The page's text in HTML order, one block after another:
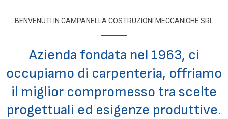
BENVENUTI IN CAMPANELLA COSTRUZIONI MECCANICHE SRL
Azienda fondata nel 1963, ci
occupiamo di carpenteria, offriamo
il miglior compromesso tra scelte
progettuali ed esigenze produttive.